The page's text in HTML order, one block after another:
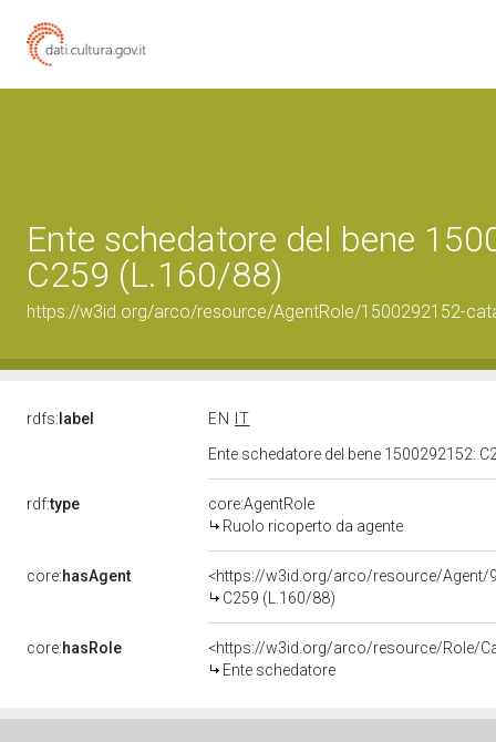
Ente schedatore del bene
C259 (L.160/88)
https://w3id.org/arco/resource/AgentRole/1500292152-
rdfs: label EN
IT
Ente schedatore del bene 1500292152:
rdf:type
core:AgentRole
Ruolo ricoperto da agente
core:hasAgent
<https://w3id.org/arco/resource/Agent/
C259 (L.160/88)
core:hasRole
<https://w3id.org/arco/resource/Role/
Ente schedatore